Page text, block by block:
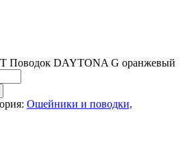
Поводок DAYTONA G оранжевый
Ошейники и поводки,